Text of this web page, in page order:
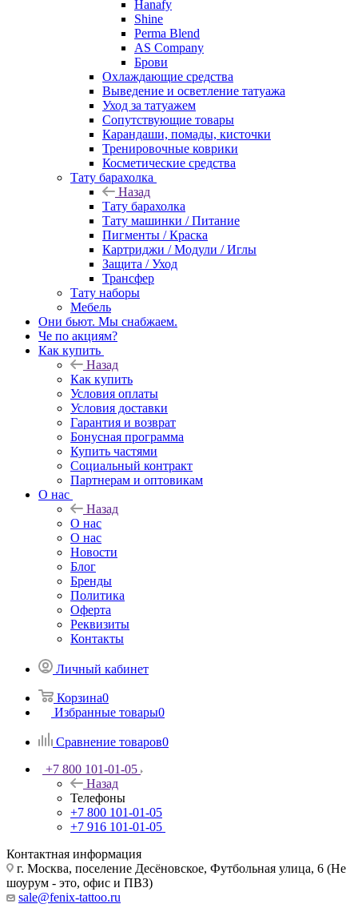
Hanafy
Shine
Perma Blend
AS Company
Брови
Охлаждающие средства
Выведение и осветление татуажа
Уход за татуажем
Сопутствующие товары
Карандаши, помады, кисточки
Тренировочные коврики
Косметические средства
Тату барахолка
Назад
Тату барахолка
Тату машинки / Питание
Пигменты / Краска
Картриджи / Модули / Иглы
Защита / Уход
Трансфер
Тату наборы
Мебель
Они бьют. Мы снабжаем.
Че по акциям?
Как купить
Назад
Как купить
Условия оплаты
Условия доставки
Гарантия и возврат
Бонусная программа
Купить частями
Социальный контракт
Партнерам и оптовикам
О нас
Назад
О нас
О нас
Новости
Блог
Бренды
Политика
Оферта
Реквизиты
Контакты
Личный кабинет
Корзина0
Избранные товары0
Сравнение товаров0
+7 800 101-01-05
Назад
Телефоны
+7 800 101-01-05
+7 916 101-01-05
Контактная информация
г. Москва, поселение Десёновское, Футбольная улица, 6 (Не
шоурум - это, офис и ПВЗ)
sale@fenix-tattoo.ru